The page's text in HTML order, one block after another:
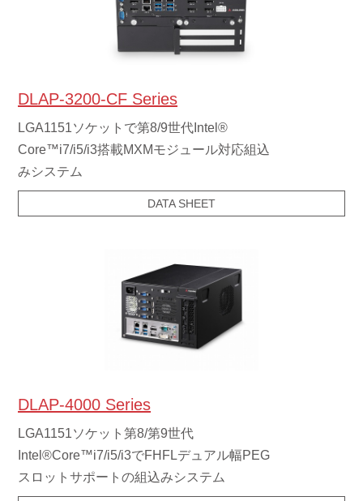
DLAP-3200-CF Series
LGA1151ソケットで第8/9世代Intel®
Core™i7/i5/i3搭載MXMモジュール対応組込
みシステム
DATA SHEET
DLAP-4000 Series
LGA1151ソケット第8/第9世代
Intel®Core™i7/i5/i3でFHFLデュアル幅PEG
スロットサポートの組込みシステム